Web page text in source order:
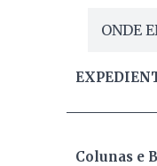
ONDE
Colunas e